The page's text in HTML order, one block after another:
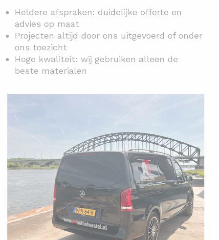
Heldere afspraken: duidelijke offerte en
advies op maat
Projecten altijd door ons uitgevoerd of onder
ons toezicht
Hoge kwaliteit: wij gebruiken alleen de
beste materialen